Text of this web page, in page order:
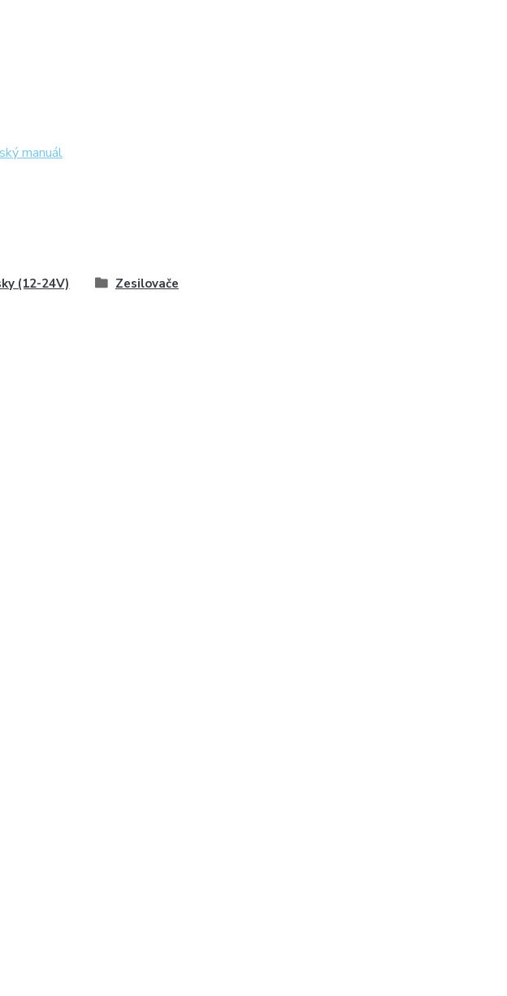
manuál
(12-24V) Zesilovače